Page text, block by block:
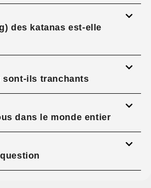
des katanas est-elle
sont-ils tranchants
dans le monde entier